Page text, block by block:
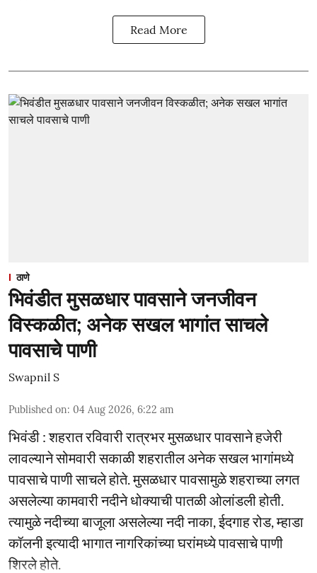
Read More
ठाणे
भिवंडीत मुसळधार पावसाने जनजीवन
विस्कळीत; अनेक सखल भागांत साचले
पावसाचे पाणी
Swapnil S
Published on: 04 Aug 2026, 6:22 am
भिवंडी : शहरात रविवारी रात्रभर मुसळधार पावसाने हजेरी
लावल्याने सोमवारी सकाळी शहरातील अनेक सखल भागांमध्ये
पावसाचे पाणी साचले होते. मुसळधार पावसामुळे शहराच्या लगत
असलेल्या कामवारी नदीने धोक्याची पातळी ओलांडली होती.
त्यामुळे नदीच्या बाजूला असलेल्या नदी नाका, ईदगाह रोड, म्हाडा
कॉलनी इत्यादी भागात नागरिकांच्या घरांमध्ये पावसाचे पाणी
शिरले होते.